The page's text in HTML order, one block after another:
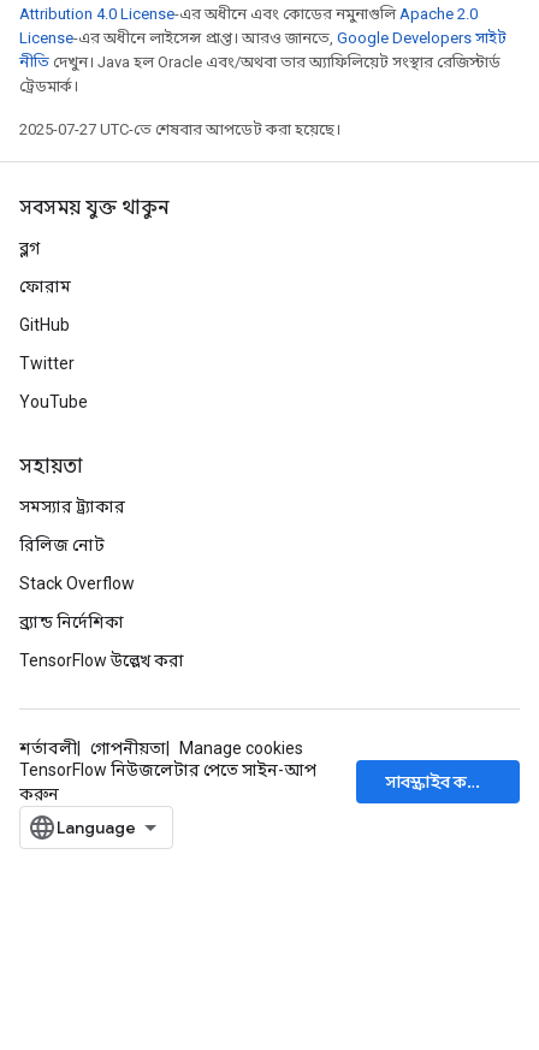
Attribution 4.0 License-এর অধীনে এবং কোডের নমুনাগুলিApache 2.0
License-এর অধীনে লাইসেন্স প্রাপ্ত। আরও জানতে, Google Developers সাইট
নীতি দেখুন। Java হল Oracle এবং/অথবা তার অ্যাফিলিয়েট সংস্থার রেজিস্টার্ড
ট্রেডমার্ক।
2025-07-27 UTC-তে শেষবার আপডেট করা হয়েছে।
সবসময় যুক্ত থাকুন
ব্লগ
ফোরাম
GitHub
Twitter
YouTube
সহায়তা
সমস্যার ট্র্যাকার
রিলিজ নোট
Stack Overflow
ব্র্যান্ড নির্দেশিকা
TensorFlow উল্লেখ করা
শর্তাবলী গোপনীয়তা
Manage cookies
TensorFlow নিউজলেটার পেতে সাইন-আপ
করুন
সাবস্ক্রাইব করুন